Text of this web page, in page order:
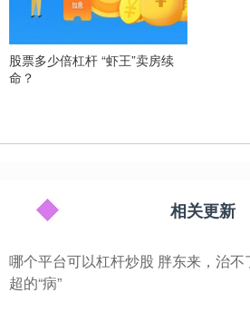
股票多少倍杠杆 “虾王”卖房续
命？
相关更新
哪个平台可以杠杆炒股 胖东来，治不
超的“病”